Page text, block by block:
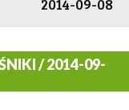
2014-09-08
/ 2014-09-